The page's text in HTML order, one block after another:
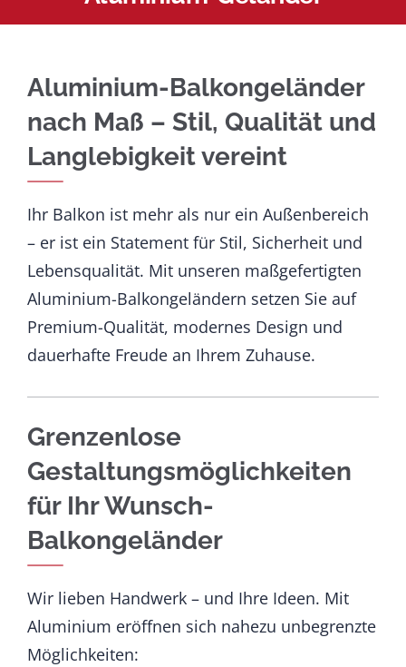
Aluminium-Balkongeländer
nach Maß – Stil, Qualität und
Langlebigkeit vereint
Ihr Balkon ist mehr als nur ein Außenbereich
– er ist ein Statement für Stil, Sicherheit und
Lebensqualität. Mit unseren maßgefertigten
Aluminium-Balkongeländern setzen Sie auf
Premium-Qualität, modernes Design und
dauerhafte Freude an Ihrem Zuhause.
Grenzenlose
Gestaltungsmöglichkeiten
für Ihr Wunsch-
Balkongeländer
Wir lieben Handwerk – und Ihre Ideen. Mit
Aluminium eröffnen sich nahezu unbegrenzte
Möglichkeiten: